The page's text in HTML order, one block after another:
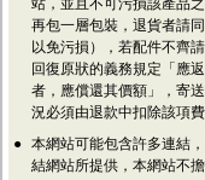
站，並且不可污損該產品
再包一層包裝，退貨者請
以免污損），若配件不齊
回復原狀的義務規定「應
者，應償還其價額」，寄
況必須由退款中扣除該項費
● 本網站可能包含許多連結
結網站所提供，本網站不